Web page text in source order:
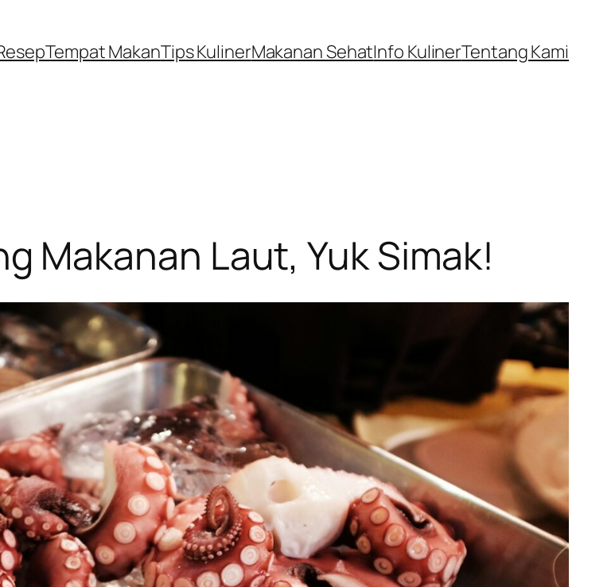
Tempat MakanTips KulinerMakanan SehatInfo KulinerTentang Kami
Makanan Laut, Yuk Simak!